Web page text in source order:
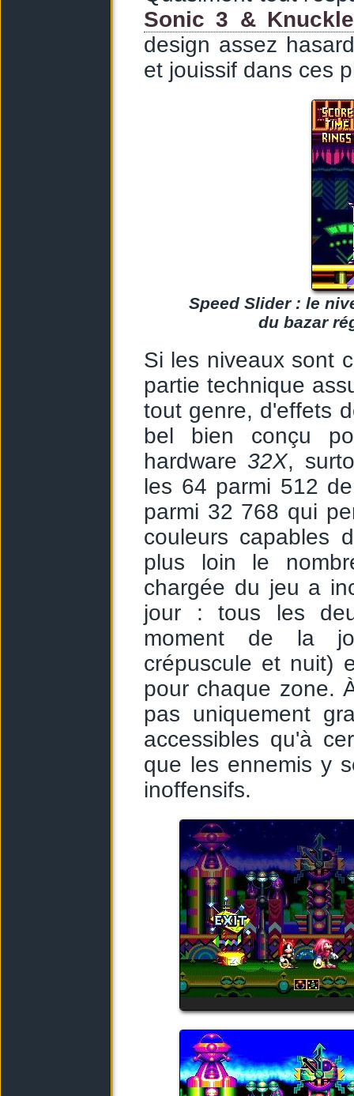
Sonic 3 &
design assez
et jouissif dans ces
Speed Slider : le
du bazar
Si les niveaux sont
partie technique
tout genre, d'effets
bel bien conçu
hardware32X,
les 64 parmi 512
parmi 32 768 qui
couleurs capables
plus loin le
chargée du jeu a
jour : tous les
moment de la
crépuscule et nuit)
pour chaque zone.
pas uniquement
accessibles qu'à
que les ennemis y
inoffensifs.